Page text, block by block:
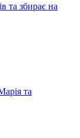
та збирає на
та